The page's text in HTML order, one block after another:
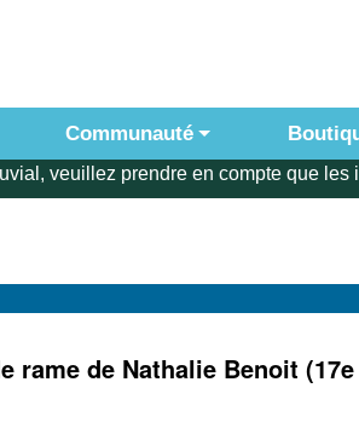
Communauté
veuillez prendre en compte que les
rame de Nathalie Benoit (17e